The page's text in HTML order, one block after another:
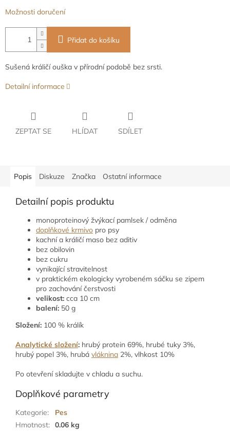
Možnosti doručení
Přidat do košíku
Sušená králičí ouška v přírodní podobě bez srsti.
Detailní informace
ZEPTAT SE HLÍDAT SDÍLET
Popis Diskuze Značka Ostatní informace
Detailní popis produktu
monoproteinový žvýkací pamlsek / odměna
doplňkové krmivo pro psy
kachní a králičí maso bez aditiv
bez obilovin
bez cukru
vynikající stravitelnost
v praktickém ekologicky vyrobeném sáčku se zipem
pro zachování čerstvosti
velikost: cca 10 cm
balení: 50 g
Složení: 100 % králík
Analytické složení: hrubý protein 69%, hrubé tuky 3%,
hrubý popel 3%, hrubá vláknina 2%, vlhkost 10%
Po otevření skladujte v chladu a suchu.
Doplňkové parametry
Kategorie:
Pes
Hmotnost: 0.06 kg